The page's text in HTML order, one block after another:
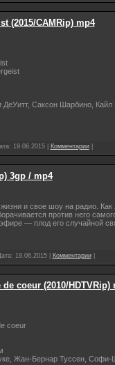
(2015/CAMRip) mp4
Саксон Шарбино,
19.06.2015| Комментарии|
3gp / mp4
и свое шоу на радио.
против него
— плод его случайной
19.06.2015| Комментарии|
coeur (2010/HDTVRip)
coeur
Жан-Бернар Туссен, Софи-